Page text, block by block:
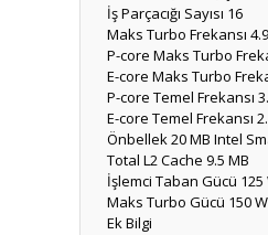
İş Parçacığı Sayısı 16
Maks Turbo Frekansı
P-core Maks Turbo
E-core Maks Turbo
P-core Temel Frekansı
E-core Temel Frekansı
Önbellek20 MB Intel
Total L2 Cache 9.5 MB
İşlemci Taban Gücü 125
Maks Turbo Gücü 150 W
Ek Bilgi